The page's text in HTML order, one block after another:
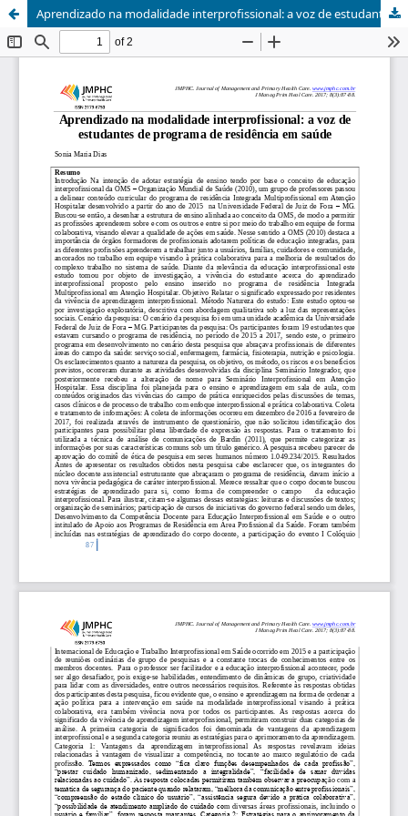
Aprendizado na modalidade interprofissional: a voz de estudantes de programa de residência em saúde